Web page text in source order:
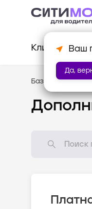
Ваш
Да,
Клиентам
База знаний /